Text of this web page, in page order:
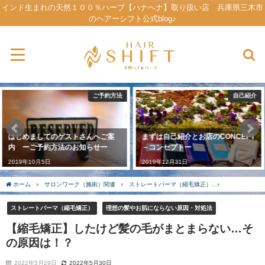
インド生まれの天然１００％ハーブ【ハナへナ】取り扱い店 兵庫県三木市
のヘアーシフト公式blog♪
自己紹介
まずは自己紹介とお店のCONCEPT
－コンセプトー
2019年12月31日
アクセス・道案内
SHOP INFO －アドレス・アクセ
スー
2019年9月21日
ホーム サロンワーク（施術）関連 ストレートパーマ（縮毛矯正）
ストレートパーマ（縮毛矯正） 理想の髪やお肌にならない原因・対処法
【縮毛矯正】したけど髪の毛がまとまらない…そ
の原因は！？
2022年5月29日 2022年5月30日